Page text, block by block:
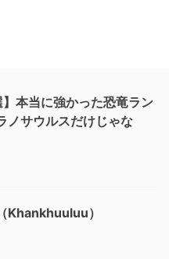
】本当に強かった恐竜ラン
ノサウルスだけじゃな
Khankhuuluu）